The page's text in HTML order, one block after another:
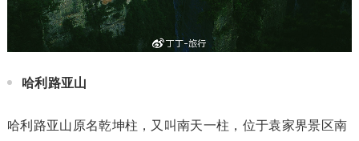
哈利路亚山
哈利路亚山原名乾坤柱，又叫南天一柱，位于袁家界景区南